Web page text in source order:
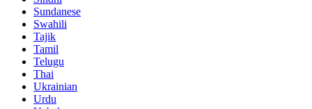
Sundanese
Swahili
Tajik
Tamil
Telugu
Thai
Ukrainian
Urdu